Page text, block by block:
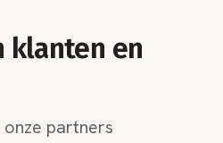
klanten en
partners